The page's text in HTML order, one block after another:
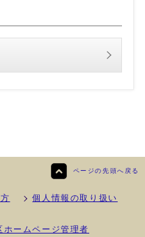
ページの先頭へ戻る
個人情報の取り扱い
ホームページ管理者